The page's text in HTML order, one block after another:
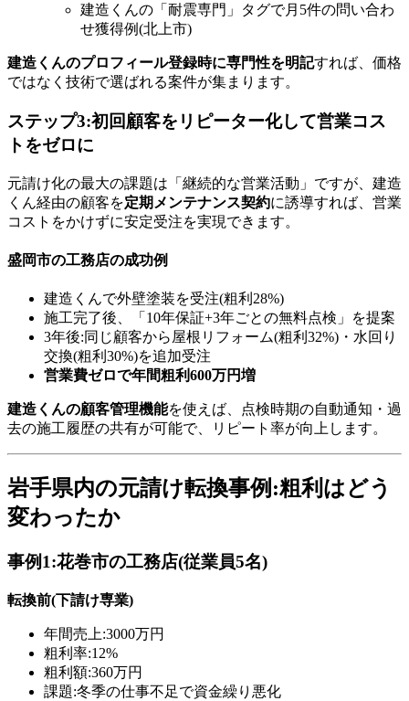
建造くんの「耐震専門」タグで月5件の問い合わ
せ獲得例(北上市)
建造くんのプロフィール登録時に専門性を明記すれば、価格
ではなく技術で選ばれる案件が集まります。
ステップ3:初回顧客をリピーター化して営業コス
トをゼロに
元請け化の最大の課題は「継続的な営業活動」ですが、建造
くん経由の顧客を定期メンテナンス契約に誘導すれば、営業
コストをかけずに安定受注を実現できます。
盛岡市の工務店の成功例
建造くんで外壁塗装を受注(粗利28%)
施工完了後、「10年保証+3年ごとの無料点検」を提案
3年後:同じ顧客から屋根リフォーム(粗利32%)・水回り
交換(粗利30%)を追加受注
営業費ゼロで年間粗利600万円増
建造くんの顧客管理機能を使えば、点検時期の自動通知・過
去の施工履歴の共有が可能で、リピート率が向上します。
岩手県内の元請け転換事例:粗利はどう
変わったか
事例1:花巻市の工務店(従業員5名)
転換前(下請け専業)
年間売上:3000万円
粗利率:12%
粗利額:360万円
課題:冬季の仕事不足で資金繰り悪化